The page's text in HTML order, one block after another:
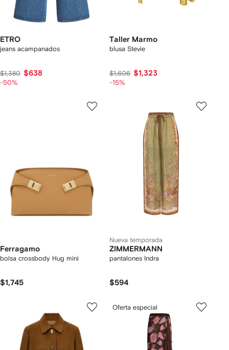
ETRO
jeans acampanados
$1,380 $638
-50%
Taller Marmo
blusa Stevie
$1,606 $1,323
-15%
Ferragamo
bolsa crossbody Hug mini
$1,745
Nueva temporada
ZIMMERMANN
pantalones Indra
$594
Oferta especial